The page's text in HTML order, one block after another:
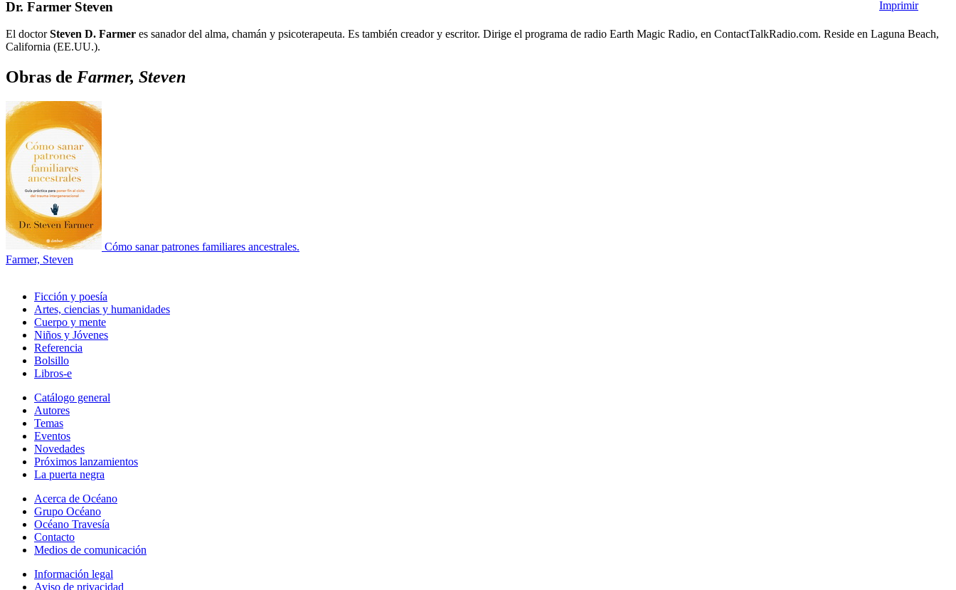
Imprimir
Dr. Farmer Steven
El doctorSteven D. Farmer es sanador del alma, chamán y psicoterapeuta. Es también creador y escritor. Dirige el programa de radio Earth Magic Radio, en ContactTalkRadio.com. Reside en Laguna Beach,
California (EE.UU.).
Obras de Farmer, Steven
Cómo sanar patrones familiares ancestrales.
Farmer, Steven
Ficción y poesía
Artes, ciencias y humanidades
Cuerpo y mente
Niños y Jóvenes
Referencia
Bolsillo
Libros-e
Catálogo general
Autores
Temas
Eventos
Novedades
Próximos lanzamientos
La puerta negra
Acerca de Océano
Grupo Océano
Océano Travesía
Contacto
Medios de comunicación
Información legal
Aviso de privacidad